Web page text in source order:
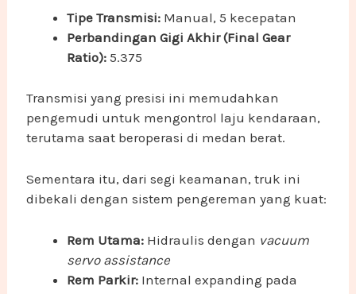
Tipe Transmisi: Manual, 5 kecepatan
Perbandingan Gigi Akhir (Final Gear
Ratio): 5.375
Transmisi yang presisi ini memudahkan
pengemudi untuk mengontrol laju kendaraan,
terutama saat beroperasi di medan berat.
Sementara itu, dari segi keamanan, truk ini
dibekali dengan sistem pengereman yang kuat:
Rem Utama: Hidraulis dengan vacuum
servo assistance
Rem Parkir: Internal expanding pada